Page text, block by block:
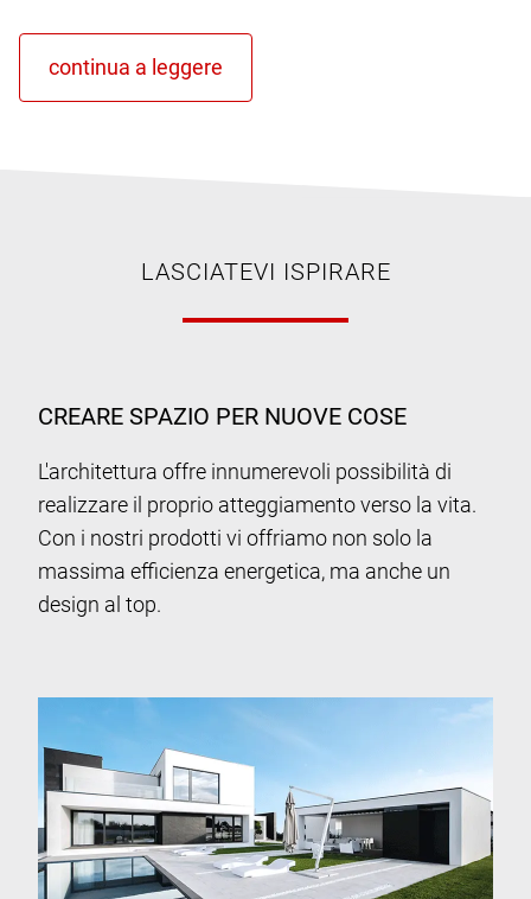
LASCIATEVI ISPIRARE
CREARE SPAZIO PER NUOVE COSE
L'architettura offre innumerevoli possibilità di
realizzare il proprio atteggiamento verso la vita.
Con i nostri prodotti vi offriamo non solo la
massima efficienza energetica, ma anche un
design al top.